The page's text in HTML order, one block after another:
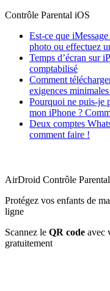
Contrôle Parental iOS
Est-ce que
photo ou effectuez
Temps d’écran sur
comptabilisé
Comment
exigences
Pourquoi ne puis-je
mon iPhone ?
Deux comptes
comment faire !
AirDroid Contrôle Parental
Protégez vos enfants de
ligne
Scannez le QR code avec
gratuitement